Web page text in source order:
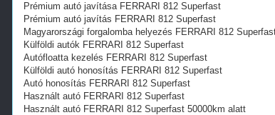
Prémium autó javítása FERRARI 812 Superfast
Prémium autó javítás FERRARI 812 Superfast
Magyarországi forgalomba helyezés FERRARI 812
Külföldi autók‎ FERRARI 812 Superfast
Autófloatta kezelés FERRARI 812 Superfast
Külföldi autó honosítás FERRARI 812 Superfast
Autó honosítás FERRARI 812 Superfast
Használt autó‎ FERRARI 812 Superfast
Használt autó‎ FERRARI 812 Superfast 50000km alatt